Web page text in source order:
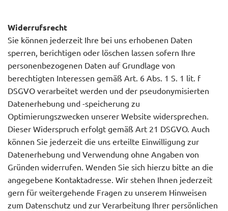
Widerrufsrecht
Sie können jederzeit Ihre bei uns erhobenen Daten
sperren, berichtigen oder löschen lassen sofern Ihre
personenbezogenen Daten auf Grundlage von
berechtigten Interessen gemäß Art. 6 Abs. 1 S. 1 lit. f
DSGVO verarbeitet werden und der pseudonymisierten
Datenerhebung und -speicherung zu
Optimierungszwecken unserer Website widersprechen.
Dieser Widerspruch erfolgt gemäß Art 21 DSGVO. Auch
können Sie jederzeit die uns erteilte Einwilligung zur
Datenerhebung und Verwendung ohne Angaben von
Gründen widerrufen. Wenden Sie sich hierzu bitte an die
angegebene Kontaktadresse. Wir stehen Ihnen jederzeit
gern für weitergehende Fragen zu unserem Hinweisen
zum Datenschutz und zur Verarbeitung Ihrer persönlichen